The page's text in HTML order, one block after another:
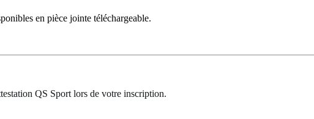
en pièce jointe téléchargeable.
QS Sport lors de votre inscription.